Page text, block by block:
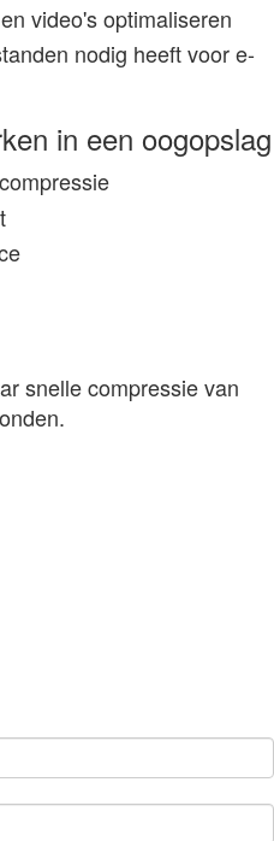
video's optimaliseren
nodig heeft voor e-
in een oogopslag
snelle compressie van